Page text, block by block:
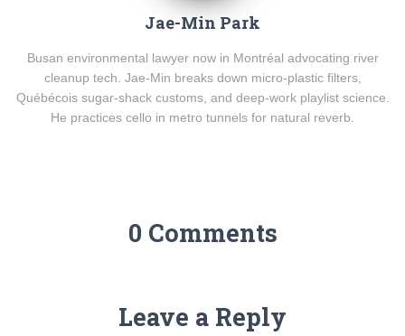
Jae-Min Park
Busan environmental lawyer now in Montréal advocating river
cleanup tech. Jae-Min breaks down micro-plastic filters,
Québécois sugar-shack customs, and deep-work playlist science.
He practices cello in metro tunnels for natural reverb.
0 Comments
Leave a Reply